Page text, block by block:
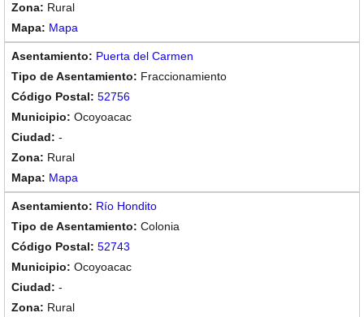
Rural
Mapa
Puerta del Carmen
Fraccionamiento
52756
Ocoyoacac
-
Rural
Mapa
Río Hondito
Colonia
52743
Ocoyoacac
-
Rural